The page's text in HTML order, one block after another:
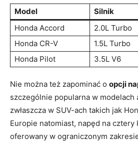
Model Silnik
Honda Accord
2.0L Turbo
Honda CR-V
1.5L Turbo
Honda Pilot
3.5L V6
Nie można też zapominać o opcji
szczególnie popularna w modelach
zwłaszcza w SUV-ach takich jak
Europie natomiast, napęd na cztery
oferowany w ograniczonym